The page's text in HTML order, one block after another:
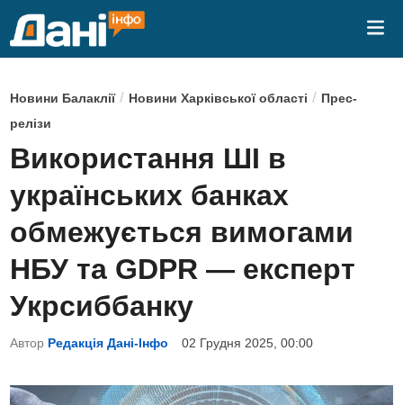
P
o
s
t
e
d
n
Новини Балаклії/ Новини Харківської області / Прес-
релізи
Використання ШІ в
українських банках
обмежується вимогами
НБУ та GDPR — експерт
Укрсиббанку
Автор Редакція Дані-Інфо 02 Грудня 2025, 00:00